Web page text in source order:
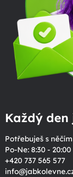
Každý den
Potřebuješ s
Po-Ne: 8:30 - 20:00
+420 737 565 577
info@